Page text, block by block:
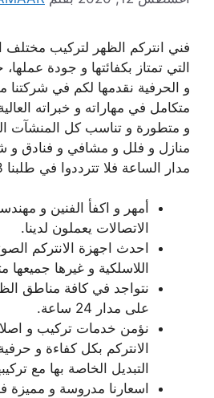
فني انتركم الظهر لتركيب مختلف
التي تمتاز بكفائتها و جودة
و الحرفية نقدمها لكم في
متكامل في مهاراته و خبراته
و متطورة و تناسب كل المنشآت
منازل و فلل و مشافي و فنادق و
مدار الساعة فلا تترددوا في طلبنا 52227353.
أمهر و اكفأ الفنين و
الاتصالات يعملون لدينا.
احدث اجهزة الانتركم
اللاسلكية و غيرها جميعها
نتواجد في كافة مناطق
على مدار 24 ساعة.
نؤمن خدمات تركيب و
الانتركم بكل كفاءة و
التبديل الخاصة بها مع
اسعارنا مدروسة و